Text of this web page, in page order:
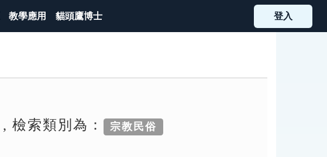
教學應用 貓頭鷹博士 登入
, 檢索類別為： 宗教民俗